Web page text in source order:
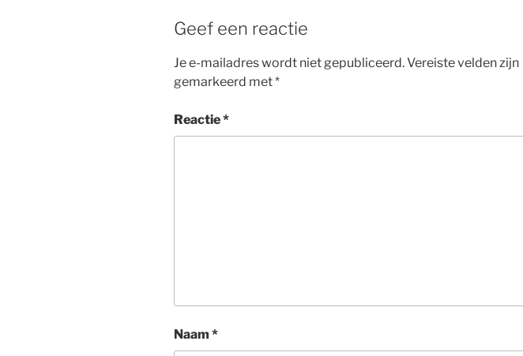
Geef een reactie
Je e-mailadres wordt niet gepubliceerd.Vereiste velden zijn
gemarkeerd met*
Reactie*
Naam *